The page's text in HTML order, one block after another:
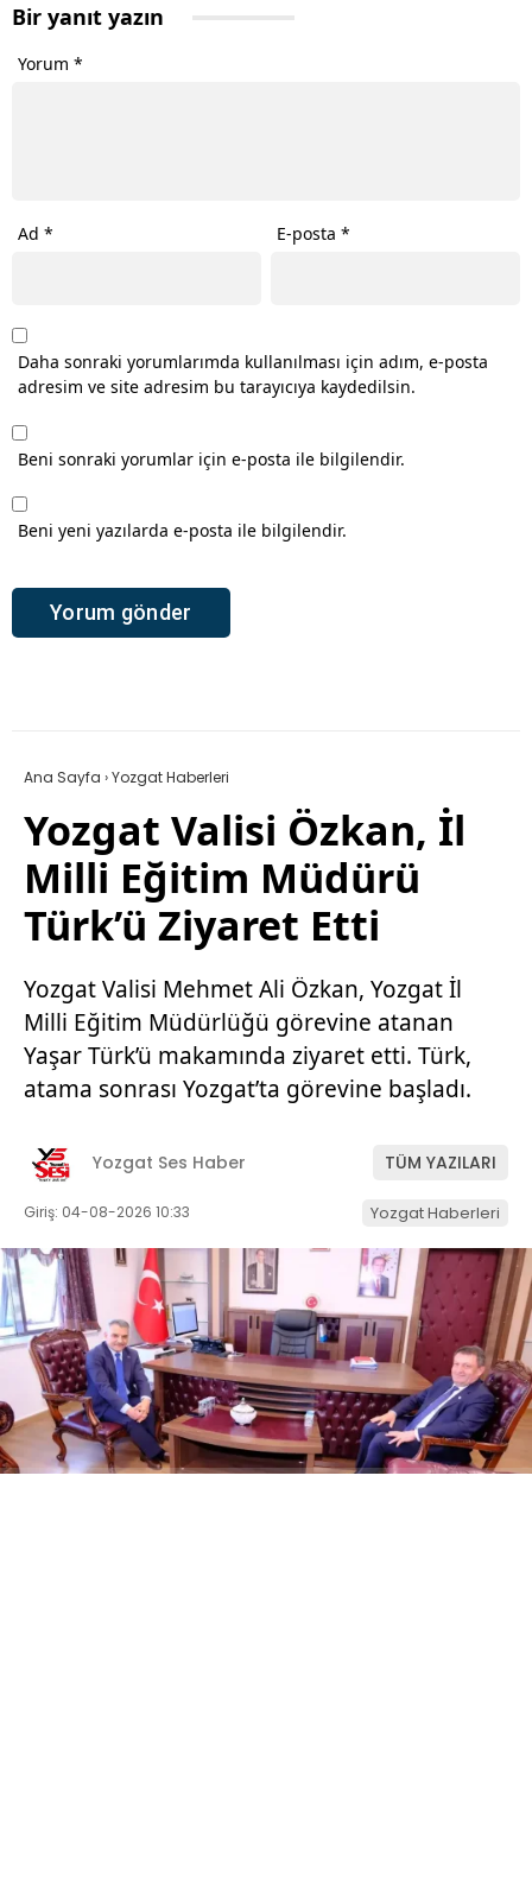
Bir yanıt yazın
Yorum *
Ad * E-posta*
Daha sonraki yorumlarımda kullanılması için adım, e-posta
adresim ve site adresim bu tarayıcıya kaydedilsin.
Beni sonraki yorumlar için e-posta ile bilgilendir.
Beni yeni yazılarda e-posta ile bilgilendir.
Ana Sayfa ›Yozgat Haberleri
Yozgat Valisi Özkan, İl
Milli Eğitim Müdürü
Türk’ü Ziyaret Etti
Yozgat Valisi Mehmet Ali Özkan, Yozgat İl
Milli Eğitim Müdürlüğü görevine atanan
Yaşar Türk’ü makamında ziyaret etti. Türk,
atama sonrası Yozgat’ta görevine başladı.
Yozgat Ses Haber TÜM YAZILARI
Giriş: 04-08-2026 10:33 Yozgat Haberleri